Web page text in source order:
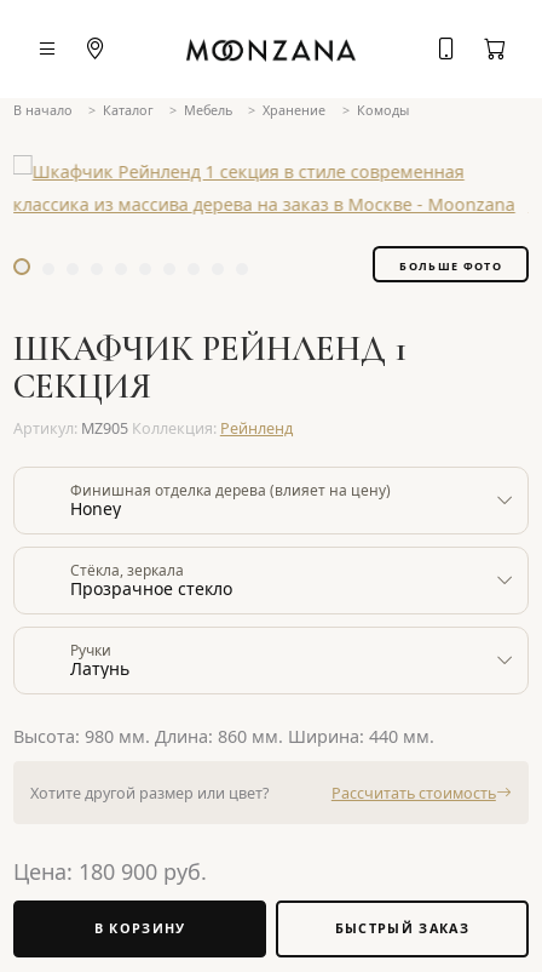
В начало Каталог Мебель Хранение Комоды
БОЛЬШЕ ФОТО
ШКАФЧИК РЕЙНЛЕНД 1
СЕКЦИЯ
Артикул: MZ905 Коллекция: Рейнленд
Финишная отделка дерева (влияет на цену)
Honey
Стёкла, зеркала
Прозрачное стекло
Ручки
Латунь
Высота: 980 мм. Длина: 860 мм. Ширина: 440 мм.
Хотите другой размер или цвет? Рассчитать стоимость
Цена: 180 900руб.
В КОРЗИНУ БЫСТРЫЙ ЗАКАЗ